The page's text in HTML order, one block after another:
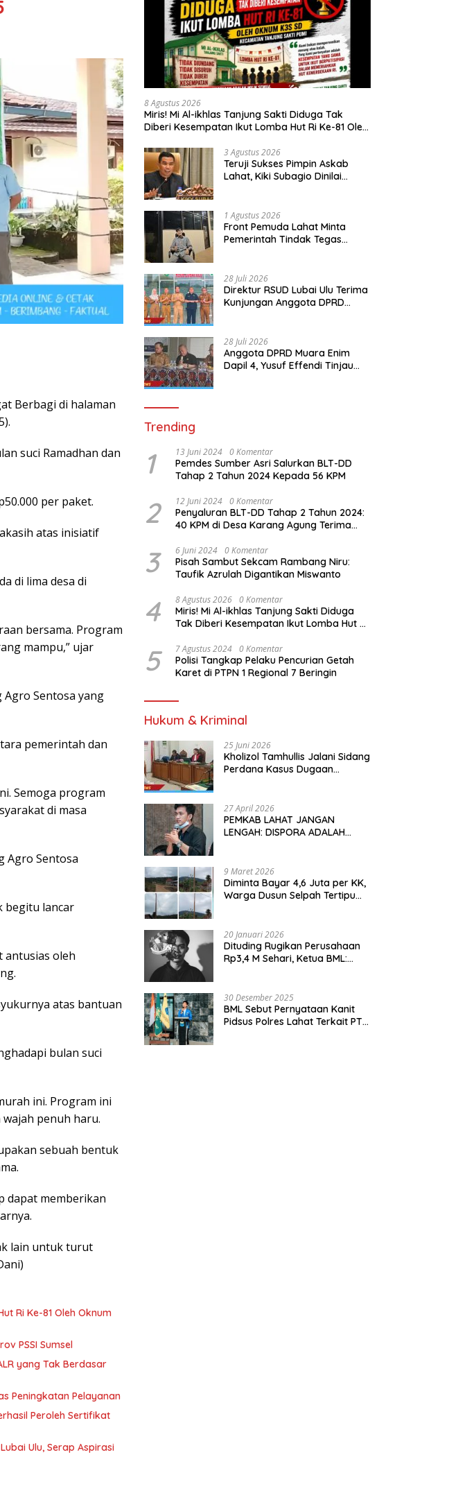
Berbagi di halaman
suci Ramadhan dan
per paket.
atas inisiatif
di lima desa di
bersama. Program
mampu,” ujar
Agro Sentosa yang
pemerintah dan
Semoga program
di masa
Agro Sentosa
begitu lancar
antusias oleh
atas bantuan
bulan suci
ini. Program ini
penuh haru.
sebuah bentuk
dapat memberikan
lain untuk turut
Ri Ke-81 Oleh Oknum
PSSI Sumsel
yang Tak Berdasar
Peningkatan Pelayanan
Peroleh Sertifikat
Ulu, Serap Aspirasi
8 Agustus 2026
Miris! Mi Al-ikhlas Tanjung Sakti Diduga Tak
Diberi Kesempatan Ikut Lomba Hut Ri Ke-81 Oleh
3 Agustus 2026
Teruji Sukses Pimpin Askab
Lahat, Kiki Subagio Dinilai
1 Agustus 2026
Front Pemuda Lahat Minta
Pemerintah Tindak Tegas
28 Juli 2026
Direktur RSUD Lubai Ulu Terima
Kunjungan Anggota DPRD
28 Juli 2026
Anggota DPRD Muara Enim
Dapil 4, Yusuf Effendi Tinjau
Trending
1 13 Juni 2024 0 Komentar
Pemdes Sumber Asri Salurkan BLT-DD
Tahap 2 Tahun 2024 Kepada 56 KPM
2 12 Juni 2024 0 Komentar
Penyaluran BLT-DD Tahap 2 Tahun 2024:
40 KPM di Desa Karang Agung Terima
3 6 Juni 2024 0 Komentar
Pisah Sambut Sekcam Rambang Niru:
Taufik Azrulah Digantikan Miswanto
4 8 Agustus 2026 0 Komentar
Miris! Mi Al-ikhlas Tanjung Sakti Diduga
Tak Diberi Kesempatan Ikut Lomba Hut Ri
Tanjung Sakti Pumi
5 7 Agustus 2024 0 Komentar
Polisi Tangkap Pelaku Pencurian Getah
Karet di PTPN 1 Regional 7 Beringin
Hukum & Kriminal
25 Juni 2026
Kholizol Tamhullis Jalani Sidang
Perdana Kasus Dugaan
27 April 2026
PEMKAB LAHAT JANGAN
LENGAH: DISPORA ADALAH
9 Maret 2026
Diminta Bayar 4,6 Juta per KK,
Warga Dusun Selpah Tertipu
20 Januari 2026
Dituding Rugikan Perusahaan
Rp3,4 M Sehari, Ketua BML:
30 Desember 2025
BML Sebut Pernyataan Kanit
Pidsus Polres Lahat Terkait PT